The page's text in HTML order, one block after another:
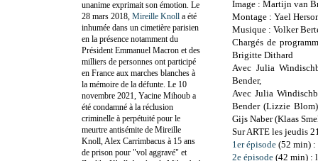
Image : Martijn van
Montage : Yael
Musique : Volker
Chargés de
Brigitte Dithard
Avec Julia
Bender,
Avec Julia
Bender (Lizzie
Gijs Naber (Klaas
Sur ARTE les jeudis
1er épisode (52 min) :
2e épisode (42 min) :
unanime exprimait son émotion. Le
28 mars 2018, Mireille Knoll a été
inhumée dans un cimetière parisien
en la présence notamment du
Président Emmanuel Macron et des
milliers de personnes ont participé
en France aux marches blanches à
la mémoire de la défunte. Le 10
novembre 2021, Yacine Mihoub a
été condamné à la réclusion
criminelle à perpétuité pour le
meurtre antisémite de Mireille
Knoll, Alex Carrimbacus à 15 ans
de prison pour "vol aggravé" et